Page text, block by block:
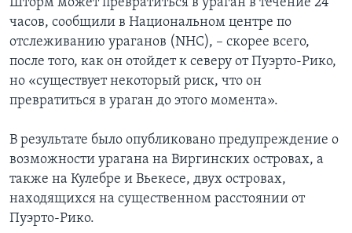
Шторм может превратиться в ураган в течение 24
часов, сообщили в Национальном центре по
отслеживанию ураганов (NHC), – скорее всего,
после того, как он отойдет к северу от Пуэрто-Рико,
но «существует некоторый риск, что он
превратиться в ураган до этого момента».
В результате было опубликовано предупреждение о
возможности урагана на Виргинских островах, а
также на Кулебре и Вьекесе, двух островах,
находящихся на существенном расстоянии от
Пуэрто-Рико.